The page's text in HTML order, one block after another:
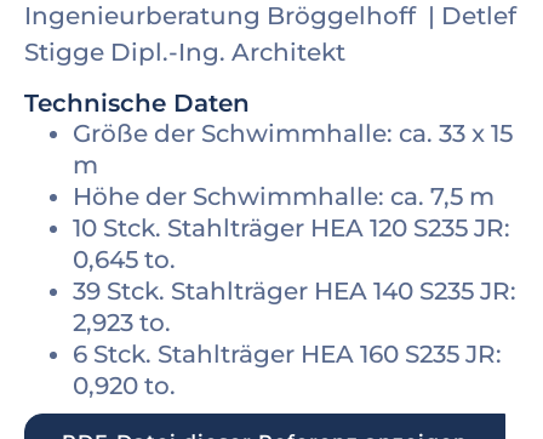
Ingenieurberatung Bröggelhoff | Detlef
Stigge Dipl.-Ing. Architekt
Technische Daten
Größe der Schwimmhalle: ca. 33 x 15
m
Höhe der Schwimmhalle: ca. 7,5 m
10 Stck. Stahlträger HEA 120 S235 JR:
0,645 to.
39 Stck. Stahlträger HEA 140 S235 JR:
2,923 to.
6 Stck. Stahlträger HEA 160 S235 JR:
0,920 to.